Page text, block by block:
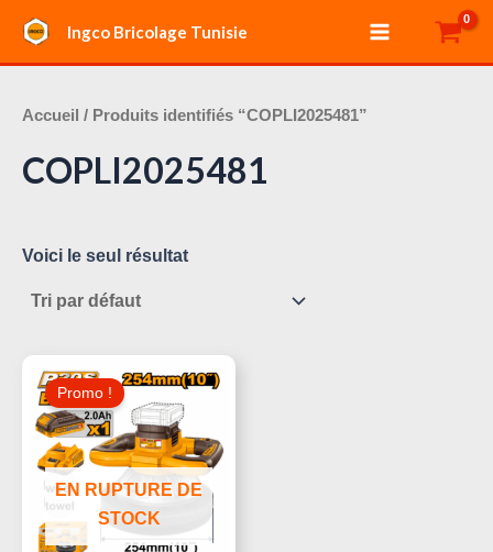
contenu
Ingco Bricolage Tunisie
Main
Menu
Accueil / Produits identifiés “COPLI2025481”
COPLI2025481
Voici le seul résultat
EN RUPTURE DE
STOCK
Promo !
Prix
Initial
Était :
195,000 د.ت.
Le
Prix